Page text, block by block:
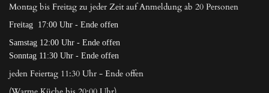
Montag bis Freitag zu jeder Zeit auf Anmeldung ab 20 Personen
Freitag 17:00 Uhr - Ende offen
Samstag 12:00 Uhr - Ende offen
Sonntag 11:30 Uhr - Ende offen
jeden Feiertag 11:30 Uhr - Ende offen